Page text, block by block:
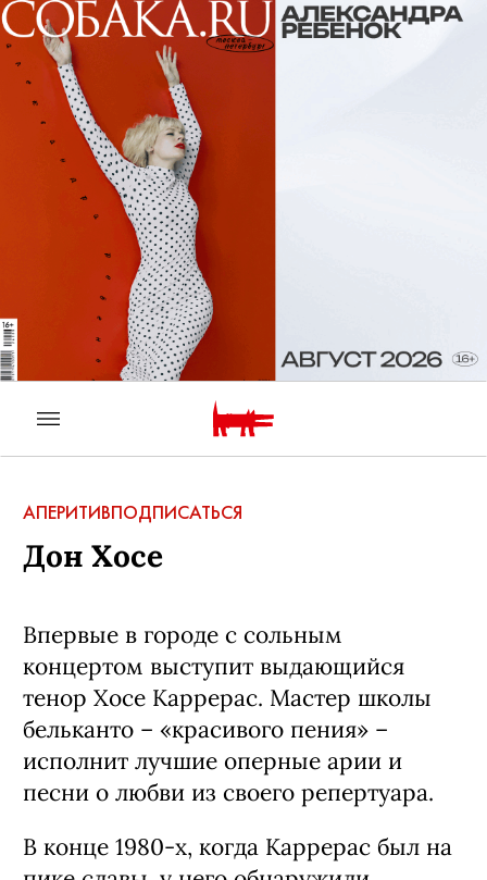
АПЕРИТИВПОДПИСАТЬСЯ
Дон Хосе
Впервые в городе с сольным
концертом выступит выдающийся
тенор Хосе Каррерас. Мастер школы
бельканто – «красивого пения» –
исполнит лучшие оперные арии и
песни о любви из своего репертуара.
В конце 1980-х, когда Каррерас был на